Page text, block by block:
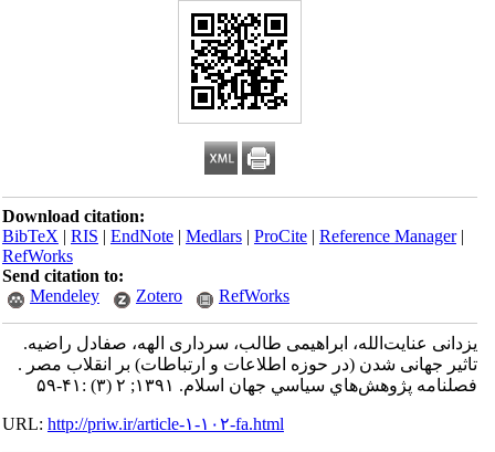
Download citation:
BibTeX|RIS|EndNote|Medlars|ProCite|Reference Manager
RefWorks
Send citation to:
Mendeley
Zotero RefWorks
یزدانی عنایت‌الله، ابراهیمی طالب، سرداری الهه، صفادل راضیه.
تاثیر جهانی شدن (در حوزه اطلاعات و ارتباطات) بر انقلاب مصر .
فصلنامه پژوهش‌هاي سياسي جهان اسلام. ۱۳۹۱; ۲ (۳) :۴۱-۵۹
URL:http://priw.ir/article-۱-۱۰۲-fa.html